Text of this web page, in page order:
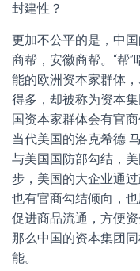
封建性？
更加不公平的是，中
商帮，安徽商帮。“帮
能的欧洲资本家群体
得多，却被称为资本
国资本家群体会有官
当代美国的洛克希德·
与美国国防部勾结，
步，美国的大企业通
也有官商勾结倾向，也
促进商品流通，方便
那么中国的资本集团
能。